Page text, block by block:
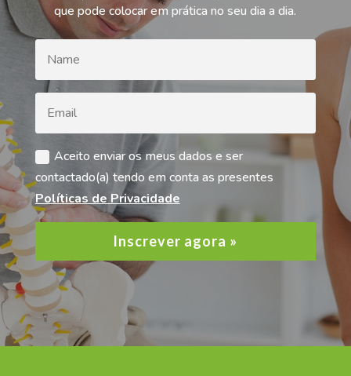
que pode colocar em prática no seu dia a dia.
Aceito enviar os meus dados e ser
contactado(a) tendo em conta as presentes
Políticas de Privacidade
Inscrever agora »